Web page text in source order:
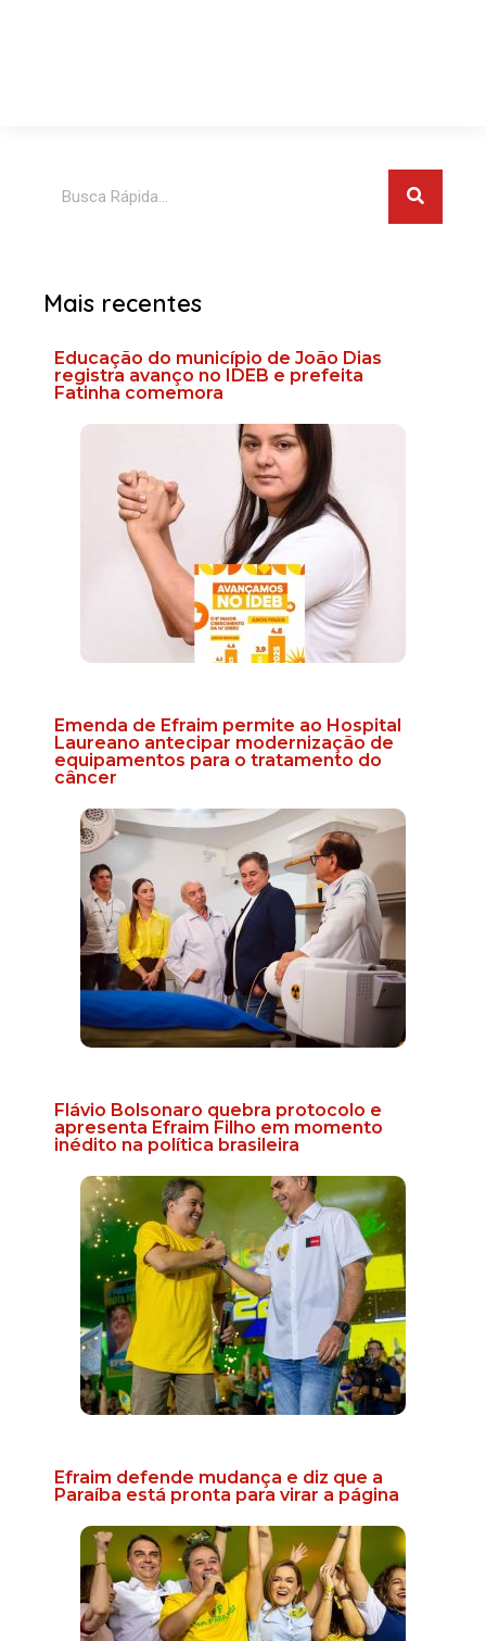
Mais recentes
Educação do município de João Dias
registra avanço no IDEB e prefeita
Fatinha comemora
Emenda de Efraim permite ao Hospital
Laureano antecipar modernização de
equipamentos para o tratamento do
câncer
Flávio Bolsonaro quebra protocolo e
apresenta Efraim Filho em momento
inédito na política brasileira
Efraim defende mudança e diz que a
Paraíba está pronta para virar a página